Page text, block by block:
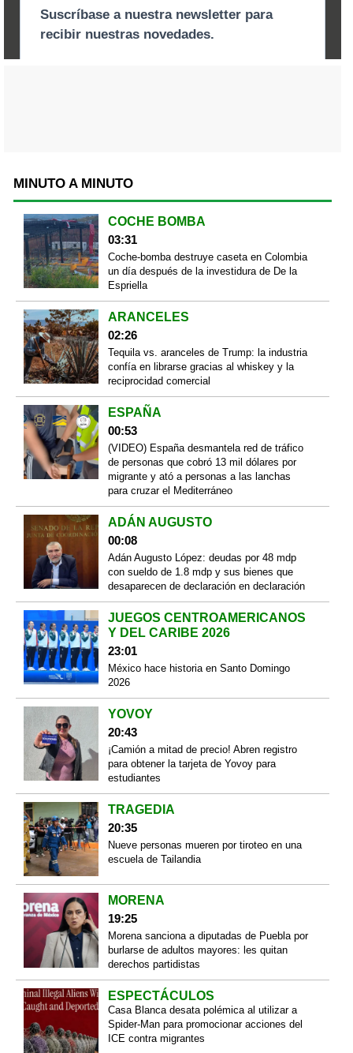
MINUTO A MINUTO
COCHE BOMBA
03:31
Coche-bomba destruye caseta en Colombia
un día después de la investidura de De la
Espriella
ARANCELES
02:26
Tequila vs. aranceles de Trump: la industria
confía en librarse gracias al whiskey y la
reciprocidad comercial
ESPAÑA
00:53
(VIDEO) España desmantela red de tráfico
de personas que cobró 13 mil dólares por
migrante y ató a personas a las lanchas
para cruzar el Mediterráneo
ADÁN AUGUSTO
00:08
Adán Augusto López: deudas por 48 mdp
con sueldo de 1.8 mdp y sus bienes que
desaparecen de declaración en declaración
JUEGOS CENTROAMERICANOS
Y DEL CARIBE 2026
23:01
México hace historia en Santo Domingo
2026
YOVOY
20:43
¡Camión a mitad de precio! Abren registro
para obtener la tarjeta de Yovoy para
estudiantes
TRAGEDIA
20:35
Nueve personas mueren por tiroteo en una
escuela de Tailandia
MORENA
19:25
Morena sanciona a diputadas de Puebla por
burlarse de adultos mayores: les quitan
derechos partidistas
ESPECTÁCULOS
Casa Blanca desata polémica al utilizar a
Spider-Man para promocionar acciones del
ICE contra migrantes